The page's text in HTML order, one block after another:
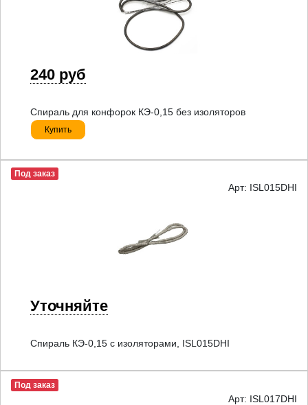
240 руб
Спираль для конфорок КЭ-0,15 без изоляторов
Купить
Под заказ
Арт: ISL015DHI
Уточняйте
Спираль КЭ-0,15 с изоляторами, ISL015DHI
Под заказ
Арт: ISL017DHI